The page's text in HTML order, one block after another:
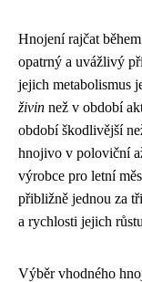
Hnojení rajčat
opatrný a uvážlivý
jejich metabolismus
živin než v období
období škodlivější
hnojivo v poloviční
výrobce pro letní
přibližně jednou za
a rychlosti jejich
Výběr vhodného